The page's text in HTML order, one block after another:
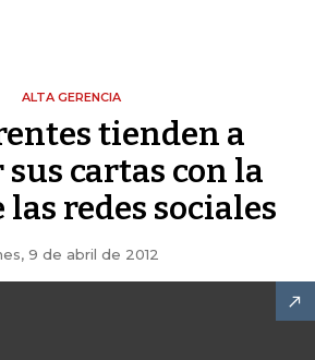
ALTA GERENCIA
tienden a
cartas con la
las redes sociales
9 de abril de 2012